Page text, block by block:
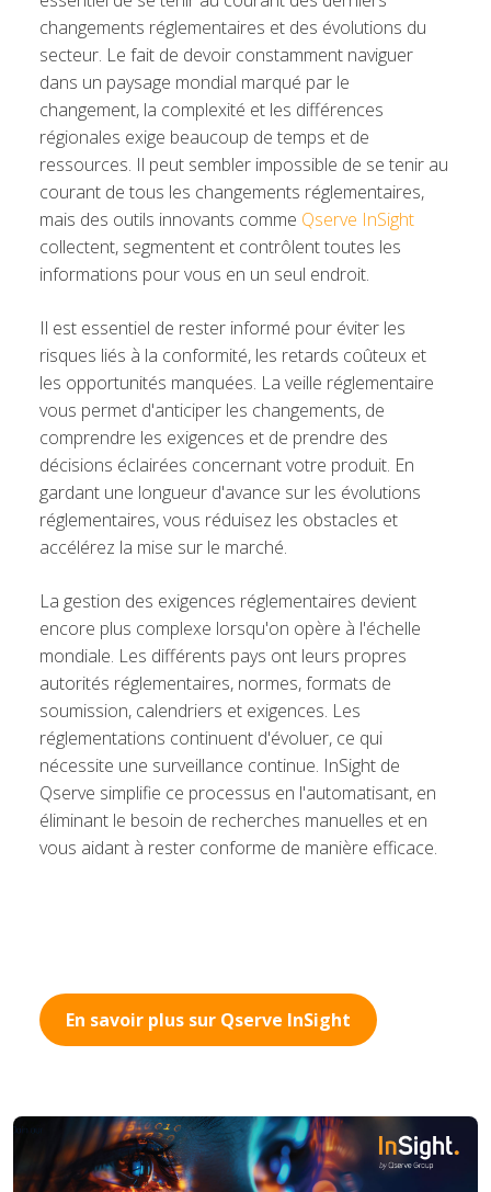
changements réglementaires et des évolutions du
secteur. Le fait de devoir constamment naviguer
dans un paysage mondial marqué par le
changement, la complexité et les différences
régionales exige beaucoup de temps et de
ressources. Il peut sembler impossible de se tenir au
courant de tous les changements réglementaires,
mais des outils innovants comme Qserve InSight
collectent, segmentent et contrôlent toutes les
informations pour vous en un seul endroit.
Il est essentiel de rester informé pour éviter les
risques liés à la conformité, les retards coûteux et
les opportunités manquées. La veille réglementaire
vous permet d'anticiper les changements, de
comprendre les exigences et de prendre des
décisions éclairées concernant votre produit. En
gardant une longueur d'avance sur les évolutions
réglementaires, vous réduisez les obstacles et
accélérez la mise sur le marché.
La gestion des exigences réglementaires devient
encore plus complexe lorsqu'on opère à l'échelle
mondiale. Les différents pays ont leurs propres
autorités réglementaires, normes, formats de
soumission, calendriers et exigences. Les
réglementations continuent d'évoluer, ce qui
nécessite une surveillance continue. InSight de
Qserve simplifie ce processus en l'automatisant, en
éliminant le besoin de recherches manuelles et en
vous aidant à rester conforme de manière efficace.
En savoir plus sur Qserve InSight